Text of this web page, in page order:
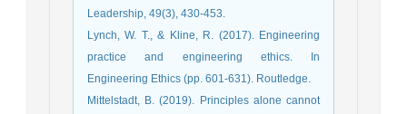
Lynch, W. T., & Kline, R. (2017). Engineering
practice and engineering ethics. In
Mittelstadt, B. (2019). Principles alone cannot